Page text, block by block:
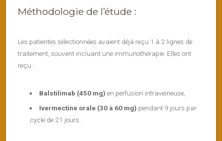
Méthodologie de l’étude :
Les patientes sélectionnées avaient déjà reçu 1 à 2 lignes de
traitement, souvent incluant une immunothérapie. Elles ont
reçu :
Balstilimab (450 mg) en perfusion intraveineuse,
Ivermectine orale (30 à 60 mg) pendant 9 jours par
cycle de 21 jours.